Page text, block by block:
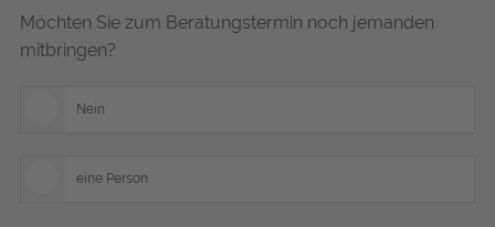
Möchten Sie zum Beratungstermin noch jemanden
mitbringen?
Nein
eine Person